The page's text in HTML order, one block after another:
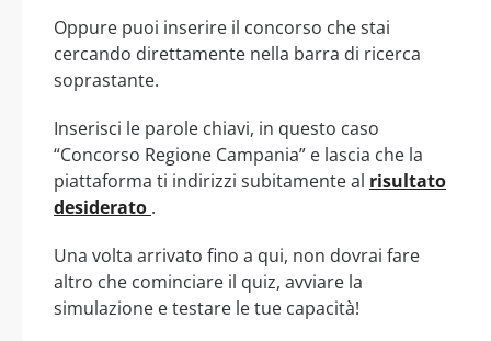
Oppure puoi inserire il concorso che stai
cercando direttamente nella barra di ricerca
soprastante.
Inserisci le parole chiavi, in questo caso
“Concorso Regione Campania” e lascia che la
piattaforma ti indirizzi subitamente al risultato
desiderato .
Una volta arrivato fino a qui, non dovrai fare
altro che cominciare il quiz, avviare la
simulazione e testare le tue capacità!